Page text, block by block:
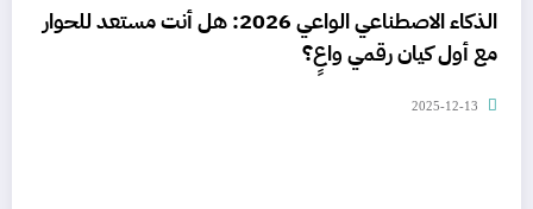
الذكاء الاصطناعي الواعي 2026: هل أنت مستعد للحوار
مع أول كيان رقمي واعٍ؟
2025-12-13